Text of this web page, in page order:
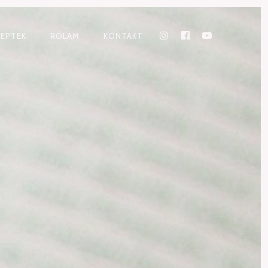
RÓLAM KONTAKT
INSTAGRAM
FACEBOOK